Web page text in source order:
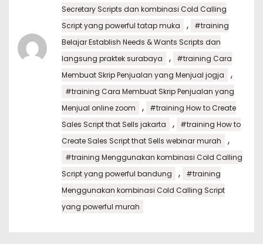
Secretary Scripts dan kombinasi Cold Calling
Script yang powerful tatap muka
,
#training
Belajar Establish Needs & Wants Scripts dan
langsung praktek surabaya
,
#training Cara
Membuat Skrip Penjualan yang Menjual jogja
,
#training Cara Membuat Skrip Penjualan yang
Menjual online zoom
,
#training How to Create
Sales Script that Sells jakarta
,
#training How to
Create Sales Script that Sells webinar murah
,
#training Menggunakan kombinasi Cold Calling
Script yang powerful bandung
,
#training
Menggunakan kombinasi Cold Calling Script
yang powerful murah